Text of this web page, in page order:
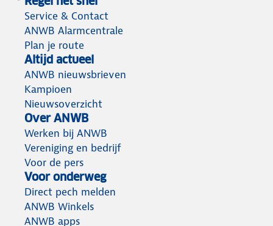
Service & Contact
ANWB Alarmcentrale
Plan je route
Altijd actueel
ANWB nieuwsbrieven
Kampioen
Nieuwsoverzicht
Over ANWB
Werken bij ANWB
Vereniging en bedrijf
Voor de pers
Voor onderweg
Direct pech melden
ANWB Winkels
ANWB apps